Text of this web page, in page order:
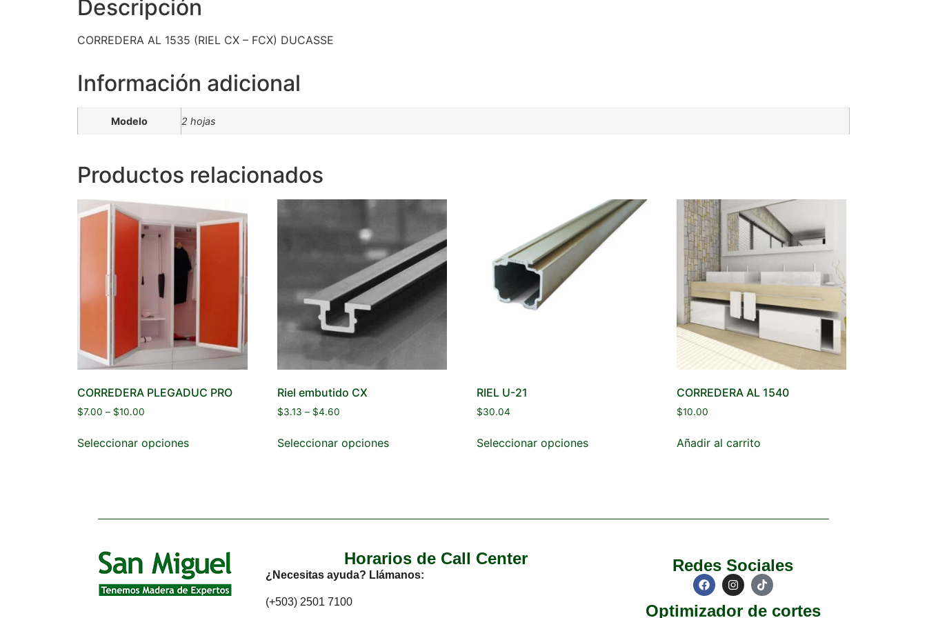
Descripción
CORREDERA AL 1535 (RIEL CX – FCX) DUCASSE
Información adicional
Modelo 2 hojas
Productos relacionados
CORREDERA PLEGADUC PRO
$7.00 – $10.00
Seleccionar opciones
Riel embutido CX
$3.13 – $4.60
Seleccionar opciones
RIEL U-21
$30.04
Seleccionar opciones
CORREDERA AL 1540
$10.00
Añadir al carrito
Horarios de Call Center
¿Necesitas ayuda? Llámanos:
(+503) 2501 7100
Redes Sociales
Optimizador de cortes